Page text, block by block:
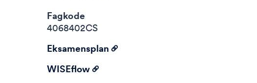
Fagkode
4068402CS
Eksamensplan
WISEflow